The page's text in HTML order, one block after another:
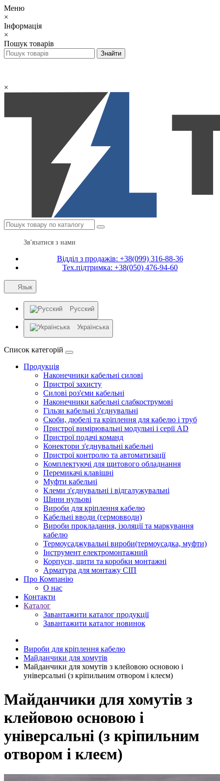
Меню
×
Інформація
×
Пошук товарів
×
Зв'язатися з нами
Відділ з продажів: +38(099) 316-88-36
Тех.підтримка: +38(050) 476-94-60
Язык
Русский
Українська
Список категорій
Продукція
Наконечники кабельні силові
Пристрої захисту
Силові роз'єми кабельні
Наконечники кабельні слабкострумові
Гільзи кабельні з'єднувальні
Скоби, дюбелі та кріплення для кабелю і труб
Пристрої вимірювальні модульні і серії AD
Пристрої подачі команд
Конектори з'єднувальні кабельні
Пристрої контролю та автоматизації
Комплектуючі для щитового обладнання
Перемикачі клавішні
Муфти кабельні
Клеми з'єднувальні і відгалужувальні
Шини нульові
Вироби для кріплення кабелю
Кабельні вводи (гермовводи)
Вироби прокладання, iзоляції та маркування
кабелю
Термоусаджувальні вироби(термоусадка, муфти)
Інструмент електромонтажний
Корпуси, щити та коробки монтажні
Арматура для монтажу СІП
Про Компанію
О нас
Контакти
Каталог
Завантажити каталог продукції
Завантажити каталог новинок
Вироби для кріплення кабелю
Майданчики для хомутів
Майданчики для хомутів з клейовою основою і
універсальні (з кріпильним отвором і клеєм)
Майданчики для хомутів з
клейовою основою і
універсальні (з кріпильним
отвором і клеєм)